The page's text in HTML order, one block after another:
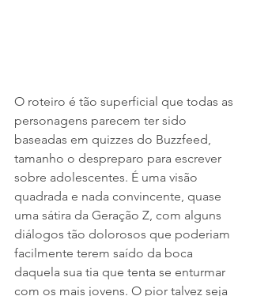
O roteiro é tão superficial que todas as
personagens parecem ter sido
baseadas em quizzes do Buzzfeed,
tamanho o despreparo para escrever
sobre adolescentes. É uma visão
quadrada e nada convincente, quase
uma sátira da Geração Z, com alguns
diálogos tão dolorosos que poderiam
facilmente terem saído da boca
daquela sua tia que tenta se enturmar
com os mais jovens. O pior talvez seja